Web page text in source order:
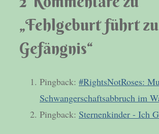
„Fehlgeburt führt zu
Gefängnis“
Pingback: #RightsNotRoses:
Schwangerschaftsabbruch im
Pingback: Sternenkinder - Ich